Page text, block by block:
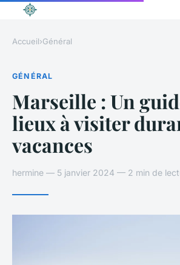
Accueil›Général
GÉNÉRAL
Marseille : Un
lieux à visiter
vacances
hermine — 5 janvier 2024 — 2 min de